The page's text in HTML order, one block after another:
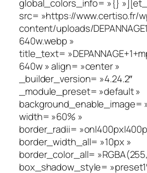
global_colors_info= »{}
src= »https://www.certiso.fr/
content/uploads/
640w.webp »
title_text=
640w » align= »center »
_builder_version= »4.24.2″
_module_preset= »default »
background_enable_image=
width= »60% »
border_radii=
border_width_all= »10px »
border_color_all=
box_shadow_style=